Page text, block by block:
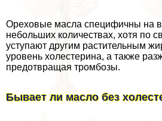
Ореховые масла специфичны на
небольших количествах, хотя по
уступают другим растительным
уровень холестерина, а также
предотвращая тромбозы.
Бывает ли масло без